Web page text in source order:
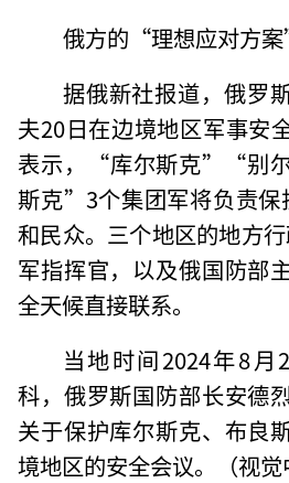
俄方的“理想应对方案
据俄新社报道，俄罗
夫20日在边境地区军事安
表示，“库尔斯克”“别
斯克”3个集团军将负责保
和民众。三个地区的地方
军指挥官，以及俄国防部
全天候直接联系。
当地时间2024年8
科，俄罗斯国防部长安德
关于保护库尔斯克、布良
境地区的安全会议。（视觉